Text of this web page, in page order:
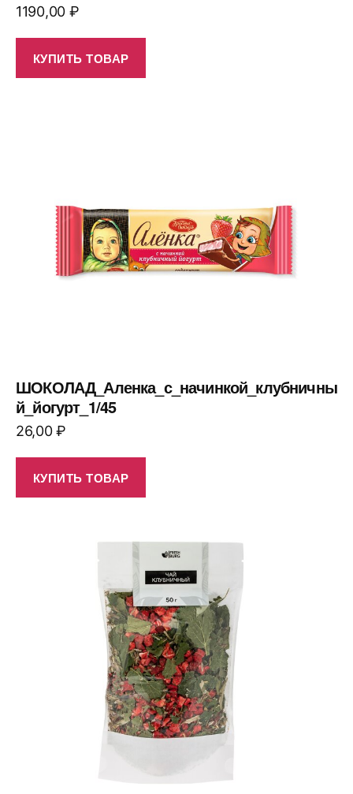
1190,00 ₽
КУПИТЬ ТОВАР
ШОКОЛАД_Аленка_с_начинкой_клубничны
й_йогурт_1/45
26,00₽
КУПИТЬ ТОВАР